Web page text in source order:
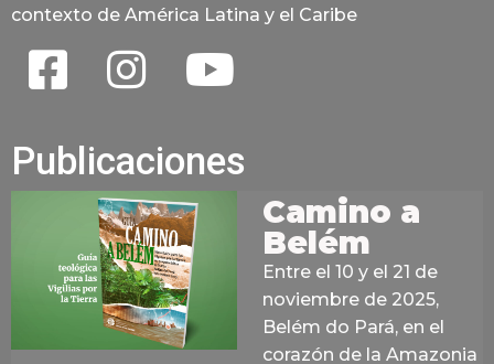
contexto de América Latina y el Caribe
Publicaciones
Camino a
Belém
Entre el 10 y el 21 de
noviembre de 2025,
Belém do Pará, en el
corazón de la Amazonia